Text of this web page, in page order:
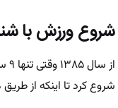
شروع ورزش با
شروع کرد تا اینکه از